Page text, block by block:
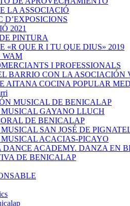
LA ASSOCIACIÓ
D’EXPOSICIONS
2021
PINTURA
«R QUE R I TU QUE DIUS» 2019
WAM
I PROFESSIONALS
BARRIO CON LA ASOCIACIÓN
AITANA COCINA POPULAR
MUSICAL DE BENICALAP
GAYANO LLUCH
DE BENICALAP
SAN JOSÉ DE
ACACIAS-PICAYO
ACADEMY. DANZA EN
DE BENICALAP